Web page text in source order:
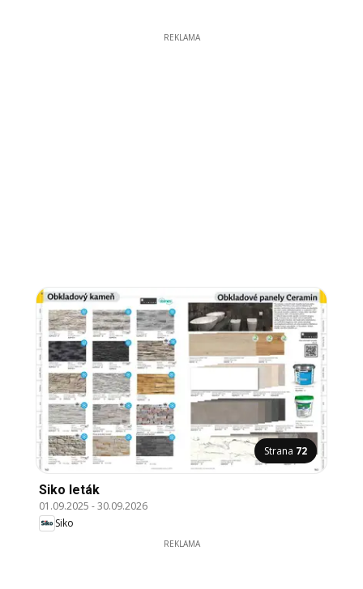
REKLAMA
Strana 72
Siko leták
01.09.2025 -30.09.2026
Siko
REKLAMA